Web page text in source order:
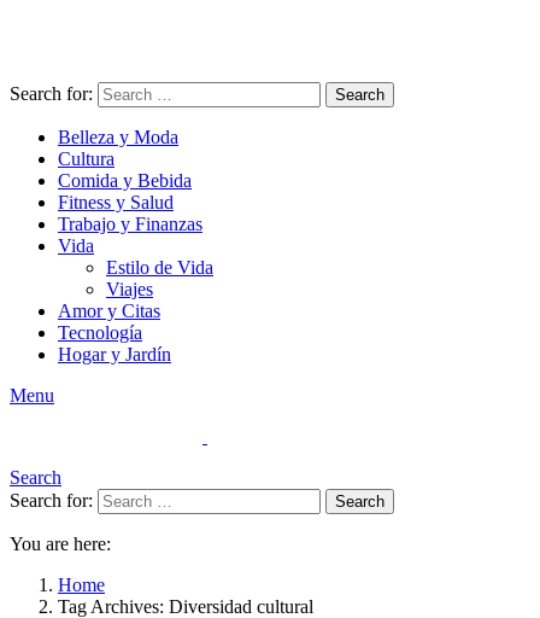
Search for: Search
Belleza y Moda
Cultura
Comida y Bebida
Fitness y Salud
Trabajo y Finanzas
Vida
Estilo de Vida
Viajes
Amor y Citas
Tecnología
Hogar y Jardín
Menu
Search
Search for:
Search
You are here:
Home
Tag Archives: Diversidad cultural